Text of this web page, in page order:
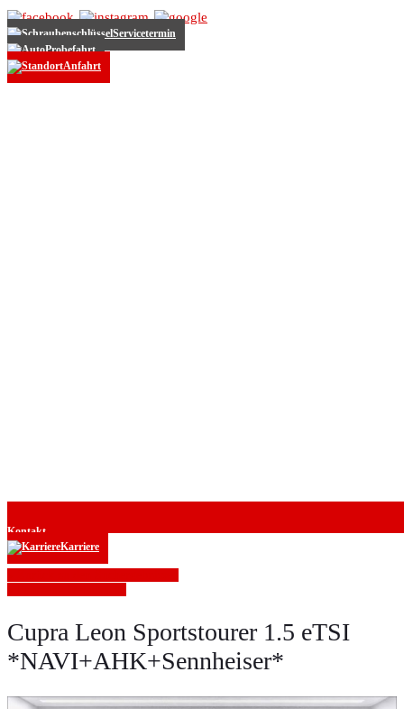
Servicetermin
Probefahrt
Anfahrt
Kontakt
Karriere
Cupra Leon Sportstourer 1.5 eTSI
*NAVI+AHK+Sennheiser*